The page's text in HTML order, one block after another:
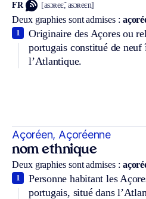
FR [asɔʀeɛ̃, asɔʀeɛn]
Deux graphies sont admises :
Originaire des Açores ou
portugais constitué de neuf
l’Atlantique.
1
Açoréen, Açoréenne
nom ethnique
Deux graphies sont admises :
Personne habitant les
portugais, situé dans
1